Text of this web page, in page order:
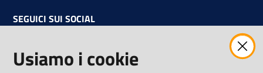
SEGUICI SUI SOCIAL
Usiamo i cookie